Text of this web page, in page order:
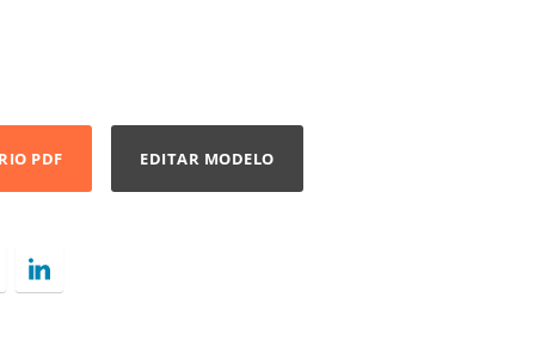
PDF EDITAR MODELO